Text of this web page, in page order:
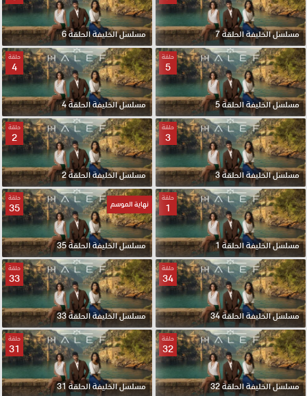
مسلسل الخليفة الحلقة 7 مسلسل الخليفة الحلقة 6
حلقة
5
مسلسل الخليفة الحلقة 5
حلقة
4
مسلسل الخليفة الحلقة 4
حلقة
3
مسلسل الخليفة الحلقة 3
حلقة
2
مسلسل الخليفة الحلقة 2
حلقة
1
مسلسل الخليفة الحلقة 1
نهاية الموسم
حلقة
35
مسلسل الخليفة الحلقة 35
حلقة
34
مسلسل الخليفة الحلقة 34
حلقة
33
مسلسل الخليفة الحلقة 33
حلقة
32
مسلسل الخليفة الحلقة 32
حلقة
31
مسلسل الخليفة الحلقة 31